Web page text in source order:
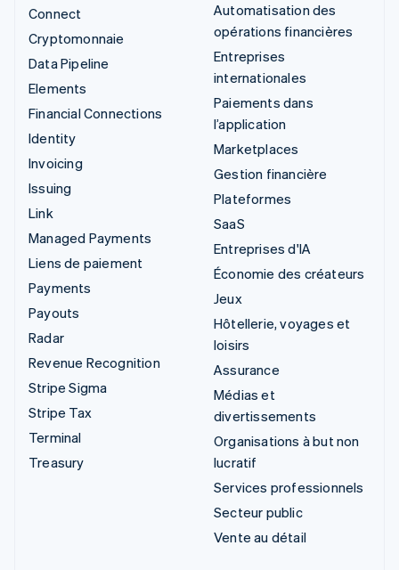
Connect
Cryptomonnaie
Data Pipeline
Elements
Financial Connections
Identity
Invoicing
Issuing
Link
Managed Payments
Liens de paiement
Payments
Payouts
Radar
Revenue Recognition
Stripe Sigma
Stripe Tax
Terminal
Treasury
Automatisation des
opérations financières
Entreprises
internationales
Paiements dans
l’application
Marketplaces
Gestion financière
Plateformes
SaaS
Entreprises d'IA
Économie des créateurs
Jeux
Hôtellerie, voyages et
loisirs
Assurance
Médias et
divertissements
Organisations à but non
lucratif
Services professionnels
Secteur public
Vente au détail